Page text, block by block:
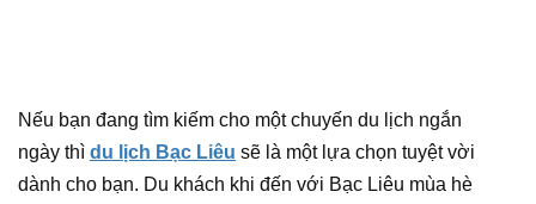
Nếu bạn đang tìm kiếm cho một chuyến du lịch ngắn
ngày thì du lịch Bạc Liêu sẽ là một lựa chọn tuyệt vời
dành cho bạn. Du khách khi đến với Bạc Liêu mùa hè